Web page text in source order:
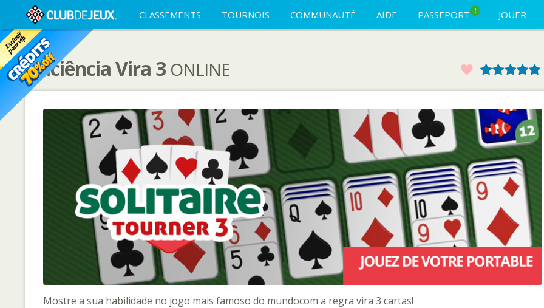
CLASSEMENTS TOURNOIS COMMUNAUTÉ AIDE PASSEPORT ! JOUER
Paciência Vira 3 ONLINE Favoris 4
3
2
1
Mostre a sua habilidade no jogo mais famoso do mundocom a regra vira 3 cartas!